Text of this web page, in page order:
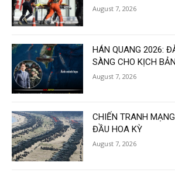
August 7, 2026
HÁN QUANG 2026:
SÀNG CHO KỊCH
August 7, 2026
CHIẾN TRANH
ĐẦU HOA KỲ
August 7, 2026